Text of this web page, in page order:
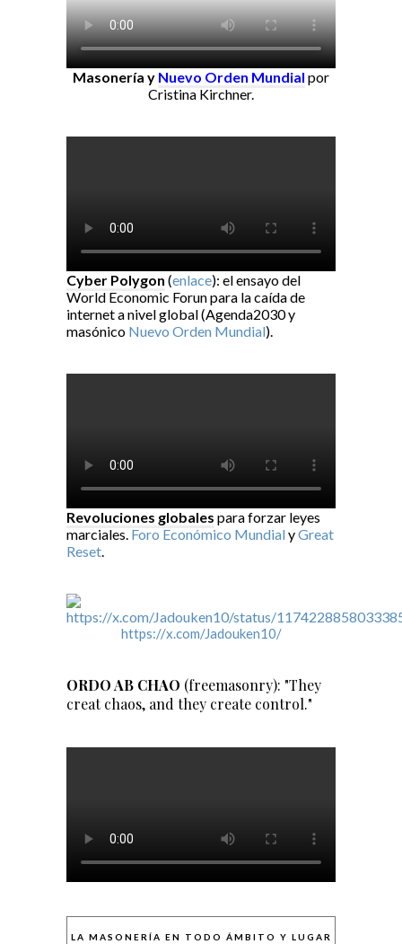
Masonería y Nuevo Orden Mundial por
Cristina Kirchner.
Cyber Polygon (enlace): el ensayo del
World Economic Forun para la caída de
internet a nivel global (Agenda2030 y
masónico Nuevo Orden Mundial).
Revoluciones globales para forzar leyes
marciales. Foro Económico MundialyGreat
Reset.
https://x.com/Jadouken10/
ORDO AB CHAO (freemasonry): "They
creat chaos, and they create control."
LA MASONERÍA EN TODO ÁMBITO Y LUGAR